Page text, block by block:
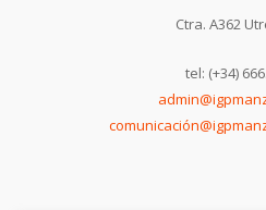
Ctra. A362
tel: (+34)